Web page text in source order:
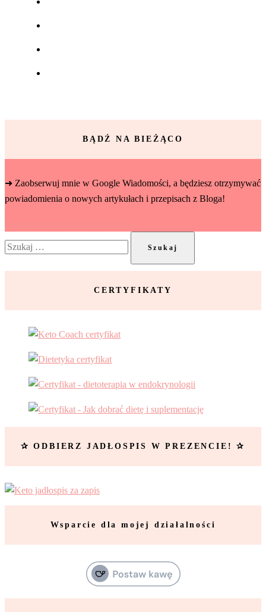
BĄDŹ NA BIEŻĄCO
➜ Zaobserwuj mnie w Google Wiadomości, a będziesz otrzymywać
powiadomienia o nowych artykułach i przepisach z Bloga!
Szukaj:
CERTYFIKATY
✰ ODBIERZ JADŁOSPIS W PREZENCIE! ✰
Wsparcie dla mojej działalności